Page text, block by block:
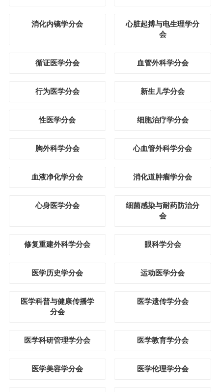
消化内镜学分会
心脏起搏与电生理学分
会
循证医学分会 血管外科学分会
行为医学分会 新生儿学分会
性医学分会 细胞治疗学分会
胸外科学分会 心血管外科学分会
血液净化学分会 消化道肿瘤学分会
心身医学分会
细菌感染与耐药防治分
会
修复重建外科学分会 眼科学分会
医学历史学分会 运动医学分会
医学科普与健康传播学
分会
医学遗传学分会
医学科研管理学分会 医学教育学分会
医学美容学分会 医学伦理学分会